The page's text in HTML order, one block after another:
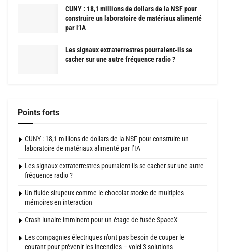
CUNY : 18,1 millions de dollars de la NSF pour
construire un laboratoire de matériaux alimenté
par l’IA
Les signaux extraterrestres pourraient-ils se
cacher sur une autre fréquence radio ?
Points forts
CUNY : 18,1 millions de dollars de la NSF pour construire un
laboratoire de matériaux alimenté par l’IA
Les signaux extraterrestres pourraient-ils se cacher sur une autre
fréquence radio ?
Un fluide sirupeux comme le chocolat stocke de multiples
mémoires en interaction
Crash lunaire imminent pour un étage de fusée SpaceX
Les compagnies électriques n’ont pas besoin de couper le
courant pour prévenir les incendies – voici 3 solutions